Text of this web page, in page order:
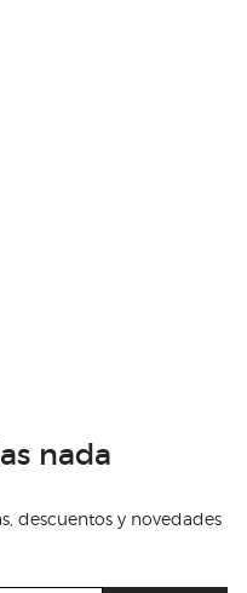
nada
descuentos y novedades